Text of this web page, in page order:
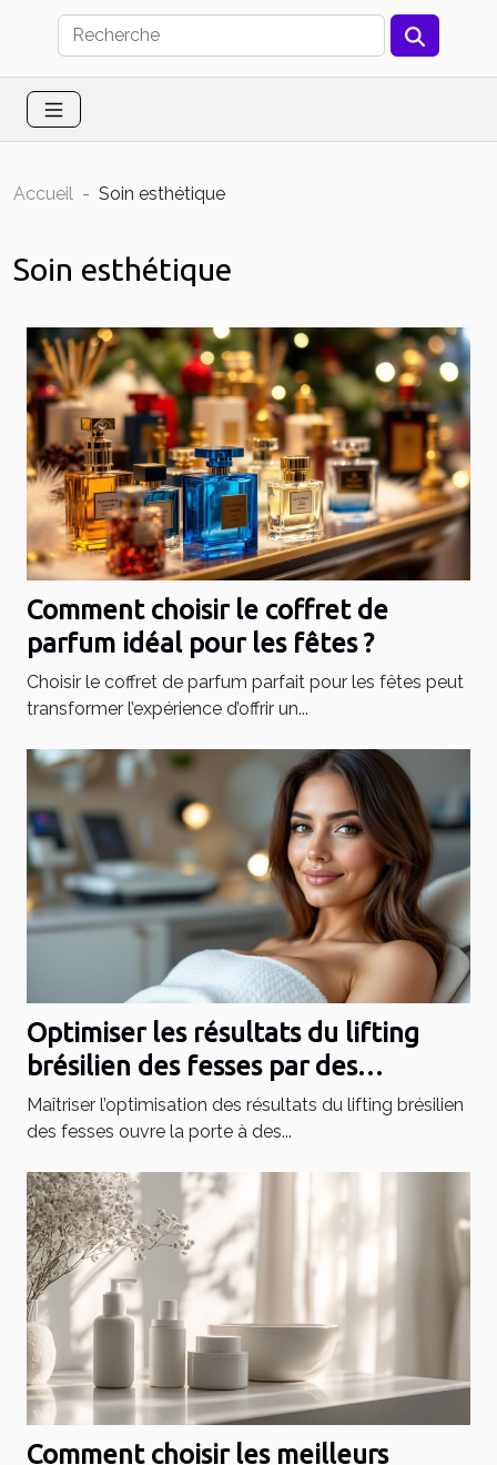
Accueil Soin esthétique
Soin esthétique
Comment choisir le coffret de
parfum idéal pour les fêtes ?
Choisir le coffret de parfum parfait pour les fêtes peut
transformer l’expérience d’offrir un...
Optimiser les résultats du lifting
brésilien des fesses par des
technologies avancées
Maîtriser l’optimisation des résultats du lifting brésilien
des fesses ouvre la porte à des...
Comment choisir les meilleurs